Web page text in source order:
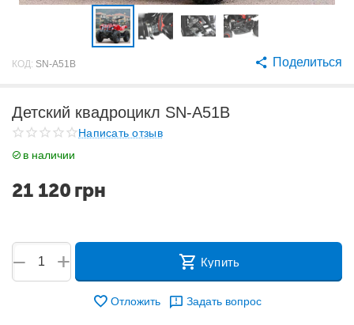
КОД: SN-A51B Поделиться
Детский квадроцикл SN-A51B
Написать отзыв
в наличии
21 120 грн
+
− Купить
Отложить Задать вопрос